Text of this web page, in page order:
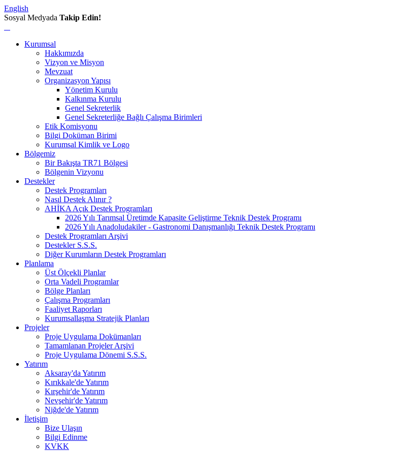
English
Sosyal Medyada Takip Edin!
Kurumsal
Hakkımızda
Vizyon ve Misyon
Mevzuat
Organizasyon Yapısı
Yönetim Kurulu
Kalkınma Kurulu
Genel Sekreterlik
Genel Sekreterliğe Bağlı Çalışma Birimleri
Etik Komisyonu
Bilgi Doküman Birimi
Kurumsal Kimlik ve Logo
Bölgemiz
Bir Bakışta TR71 Bölgesi
Bölgenin Vizyonu
Destekler
Destek Programları
Nasıl Destek Alınır ?
AHİKA Açık Destek Programları
2026 Yılı Tarımsal Üretimde Kapasite Geliştirme Teknik Destek Programı
2026 Yılı Anadoludakiler - Gastronomi Danışmanlığı Teknik Destek Programı
Destek Programları Arşivi
Destekler S.S.S.
Diğer Kurumların Destek Programları
Planlama
Üst Ölçekli Planlar
Orta Vadeli Programlar
Bölge Planları
Çalışma Programları
Faaliyet Raporları
Kurumsallaşma Stratejik Planları
Projeler
Proje Uygulama Dokümanları
Tamamlanan Projeler Arşivi
Proje Uygulama Dönemi S.S.S.
Yatırım
Aksaray'da Yatırım
Kırıkkale'de Yatırım
Kırşehir'de Yatırım
Nevşehir'de Yatırım
Niğde'de Yatırım
İletişim
Bize Ulaşın
Bilgi Edinme
KVKK